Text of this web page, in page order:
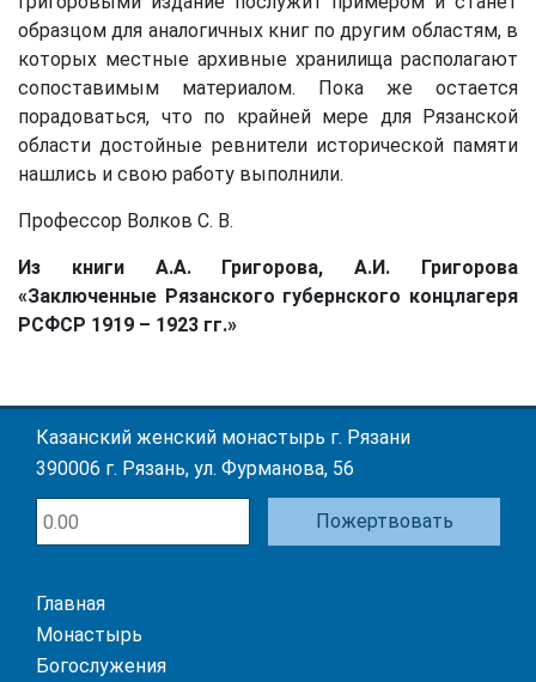
образцом для аналогичных книг по другим областям, в
которых местные архивные хранилища располагают
сопоставимым материалом. Пока же остается
порадоваться, что по крайней мере для Рязанской
области достойные ревнители исторической памяти
нашлись и свою работу выполнили.
Профессор Волков С. В.
Из книги А.А. Григорова, А.И. Григорова
«Заключенные Рязанского губернского концлагеря
РСФСР 1919 – 1923 гг.»
Казанский женский монастырь г. Рязани
390006 г. Рязань, ул. Фурманова, 56
Пожертвовать
Главная
Монастырь
Богослужения